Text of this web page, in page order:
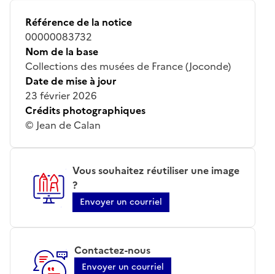
Référence de la notice
00000083732
Nom de la base
Collections des musées de France (Joconde)
Date de mise à jour
23 février 2026
Crédits photographiques
© Jean de Calan
Vous souhaitez réutiliser une image
?
Envoyer un courriel
Contactez-nous
Envoyer un courriel